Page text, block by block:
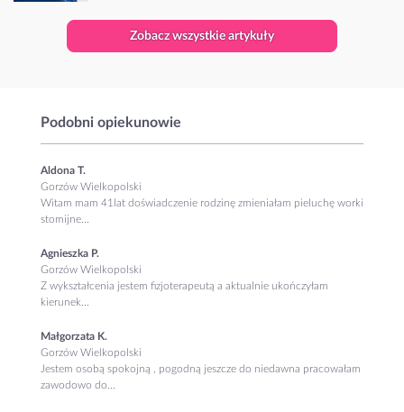
Zobacz wszystkie artykuły
Podobni opiekunowie
Aldona T.
Gorzów Wielkopolski
Witam mam 41lat doświadczenie rodzinę zmieniałam pieluchę worki
stomijne...
Agnieszka P.
Gorzów Wielkopolski
Z wykształcenia jestem fizjoterapeutą a aktualnie ukończyłam
kierunek...
Małgorzata K.
Gorzów Wielkopolski
Jestem osobą spokojną , pogodną jeszcze do niedawna pracowałam
zawodowo do...